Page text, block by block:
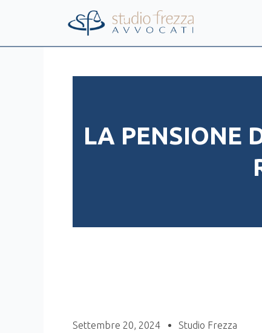
LA PENSIONE
Settembre 20, 2024 Studio Frezza